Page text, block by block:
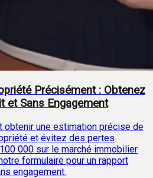
Précisément : Obtenez
et Sans Engagement
obtenir une estimation précise de
et évitez des pertes
000 sur le marché immobilier
formulaire pour un rapport
engagement.